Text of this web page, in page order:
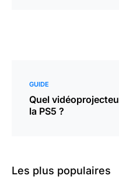
GUIDE
Quel
la PS5 ?
Les plus populaires